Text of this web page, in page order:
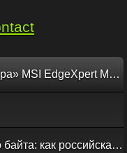
Обзор «малолитражного суперкомпьютера» MSI EdgeXpert MS-C931
Своевременная доставка до последнего байта: как российская сеть Curator CDN совмещает скорость, безопасность и гибкость управления